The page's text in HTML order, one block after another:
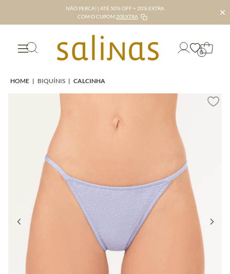
NÃO PERCA! | ATÉ 50% OFF + 20% EXTRA
COM O CUPOM 20EXTRA ✕
0
HOME | BIQUÍNIS | CALCINHA